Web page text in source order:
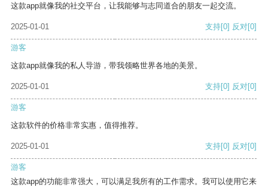
这款app就像我的社交平台，让我能够与志同道合的朋友一起交流。
2025-01-01 支持[0] 反对[0]
游客
这款app就像我的私人导游，带我领略世界各地的美景。
2025-01-01 支持[0] 反对[0]
游客
这款软件的价格非常实惠，值得推荐。
2025-01-01 支持[0] 反对[0]
游客
这款app的功能非常强大，可以满足我所有的工作需求。我可以使用它来